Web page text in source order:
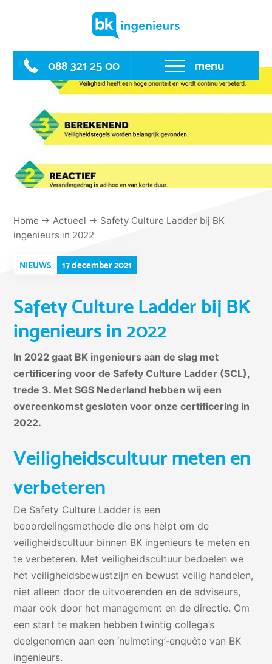
088 321 25 00 menu
Home →Actueel → Safety Culture Ladder bij BK
ingenieurs in 2022
NIEUWS 17 december 2021
Safety Culture Ladder bij BK
ingenieurs in 2022
In 2022 gaat BK ingenieurs aan de slag met
certificering voor de Safety Culture Ladder (SCL),
trede 3. Met SGS Nederland hebben wij een
overeenkomst gesloten voor onze certificering in
2022.
Veiligheidscultuur meten en
verbeteren
De Safety Culture Ladder is een
beoordelingsmethode die ons helpt om de
veiligheidscultuur binnen BK ingenieurs te meten en
te verbeteren. Met veiligheidscultuur bedoelen we
het veiligheidsbewustzijn en bewust veilig handelen,
niet alleen door de uitvoerenden en de adviseurs,
maar ook door het management en de directie. Om
een start te maken hebben twintig collega’s
deelgenomen aan een ‘nulmeting’-enquête van BK
ingenieurs.